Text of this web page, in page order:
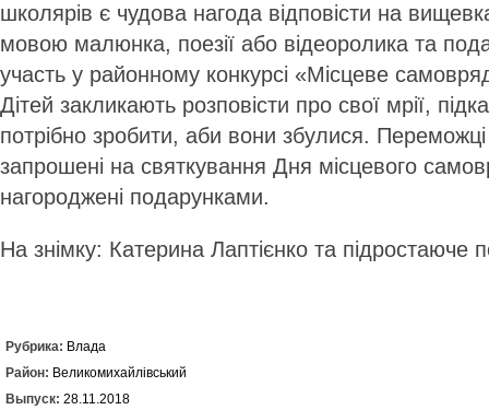
школярів є чудова нагода відповісти на
мовою малюнка, поезії або відеоролика та
участь у районному конкурсі «Місцеве
Дітей закликають розповісти про свої мрії,
потрібно зробити, аби вони збулися. Переможці
запрошені на святкування Дня місцевого
нагороджені подарунками.
На знімку: Катерина Лаптієнко та підростаюче
Рубрика: Влада
Район: Великомихайлівський
Выпуск: 28.11.2018